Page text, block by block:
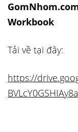
Workbook
Tải về tại đây:
https://